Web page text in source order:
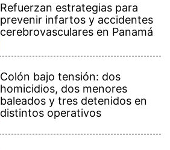
Refuerzan estrategias para
prevenir infartos y accidentes
cerebrovasculares en Panamá
Colón bajo tensión: dos
homicidios, dos menores
baleados y tres detenidos en
distintos operativos